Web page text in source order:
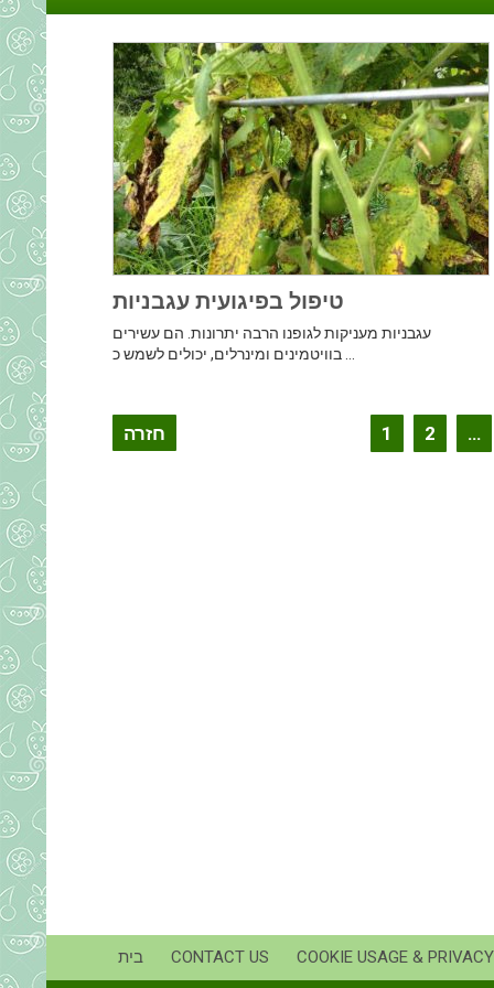
טיפול בפיגועית עגבניות
עגבניות מעניקות לגופנו הרבה יתרונות. הם עשירים
הקלטת
ניווט
חזרה 1 2 …
בית CONTACT US COOKIE USAGE &